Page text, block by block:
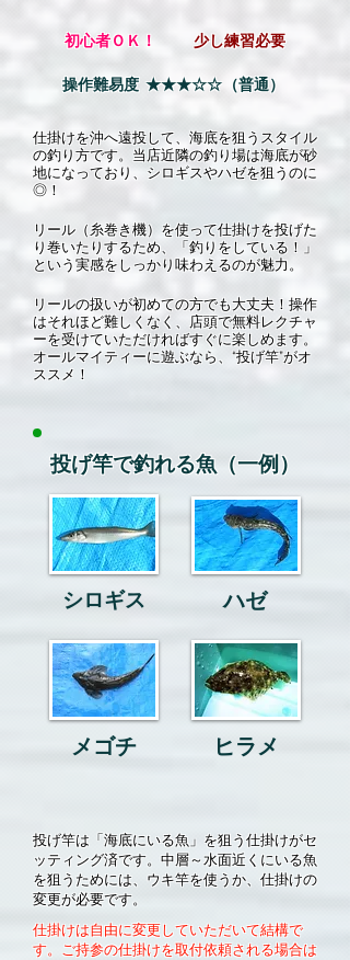
​初心者ＯＫ！ 少し練習必要
​操作難易度 ​★★★☆☆ （​普通）
仕掛けを沖へ遠投して、海底を狙うスタイル
の釣り方です。当店近隣の釣り場は海底が砂
地になっており、シロギスやハゼを狙うのに
◎！
リール（糸巻き機）を使って仕掛けを投げた
り巻いたりするため、「釣りをしている！」
という実感をしっかり味わえるのが魅力。
リールの扱いが初めての方でも大丈夫！操作
はそれほど難しくなく、店頭で無料レクチャ
ーを受けていただければすぐに楽しめます。
オールマイティーに遊ぶなら、“投げ竿”がオ
ススメ！
投げ竿で釣れる魚（一例）
​シロギス
​メゴチ
​ハゼ
​ヒラメ
投げ竿は「海底にいる魚」を狙う仕掛けがセ
ッティング済です。中層～水面近くにいる魚
を狙うためには、ウキ竿を使うか、仕掛けの
変更が必要です。
仕掛けは自由に変更していただいて結構で
す。ご持参の仕掛けを取付依頼される場合は